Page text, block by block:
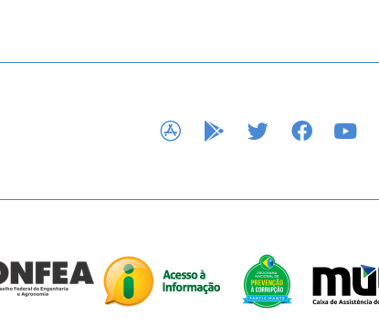
APP STOREGOOGLE PLAY
TWITTERFACEBOOK